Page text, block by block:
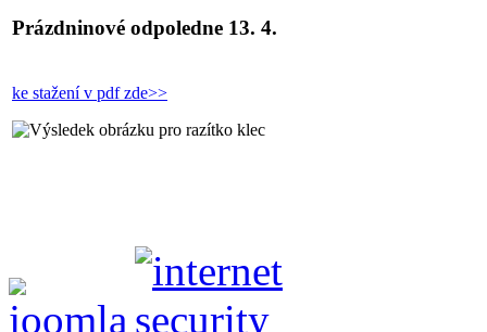
Prázdninové odpoledne 13. 4.
ke stažení v pdf zde>>